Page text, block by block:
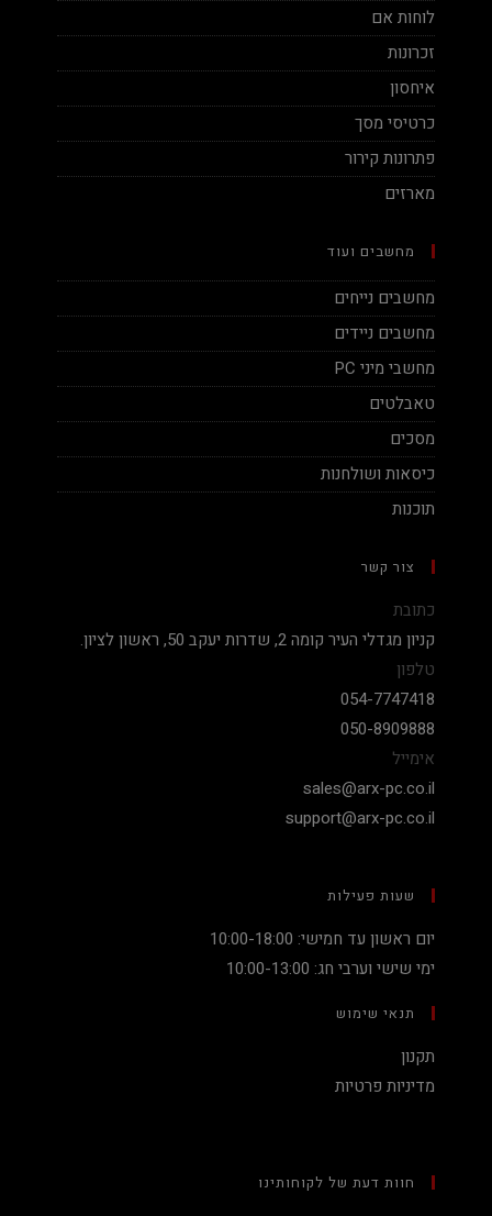
לוחות אם
זכרונות
איחסון
כרטיסי מסך
פתרונות קירור
מארזים
מחשבים ועוד
מחשבים נייחים
מחשבים ניידים
מחשבי מיני PC
טאבלטים
מסכים
כיסאות ושולחנות
תוכנות
צור קשר
כתובת
קניון מגדלי העיר קומה 2, שדרות יעקב 50, ראשון לציון.
טלפון
054-7747418
050-8909888
אימייל
sales@arx-pc.co.il
support@arx-pc.co.il
שעות פעילות
יום ראשון עד חמישי: 10:00-18:00
ימי שישי וערבי חג: 10:00-13:00
תנאי שימוש
תקנון
מדיניות פרטיות
חוות דעת של לקוחותינו